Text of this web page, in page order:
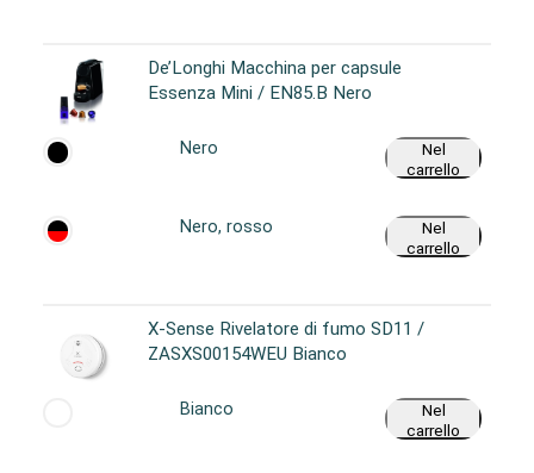
De’Longhi Macchina per capsule
Essenza Mini / EN85.B Nero
Nero
Nel
carrello
Nero, rosso
Nel
carrello
X-Sense Rivelatore di fumo SD11 /
ZASXS00154WEU Bianco
Bianco
Nel
carrello